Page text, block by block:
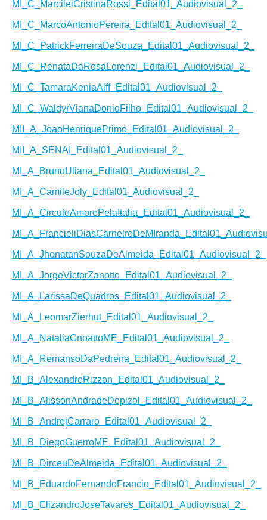
MI_C_MarcileiCristinaRossi_Edital01_Audiovisual_2_
MI_C_MarcoAntonioPereira_Edital01_Audiovisual_2_
MI_C_PatrickFerreiraDeSouza_Edital01_Audiovisual_2_
MI_C_RenataDaRosaLorenzi_Edital01_Audiovisual_2_
MI_C_TamaraKeniaAlff_Edital01_Audiovisual_2_
MI_C_WaldyrVianaDonioFilho_Edital01_Audiovisual_2_
MII_A_JoaoHenriquePrimo_Edital01_Audiovisual_2_
MII_A_SENAI_Edital01_Audiovisual_2_
MI_A_BrunoUliana_Edital01_Audiovisual_2_
MI_A_CamileJoly_Edital01_Audiovisual_2_
MI_A_CirculoAmorePelaItalia_Edital01_Audiovisual_2_
MI_A_JhonatanSouzaDeAlmeida_Edital01_Audiovisual_2_
MI_A_JorgeVictorZanotto_Edital01_Audiovisual_2_
MI_A_LarissaDeQuadros_Edital01_Audiovisual_2_
MI_A_LeomarZierhut_Edital01_Audiovisual_2_
MI_A_NataliaGnoattoME_Edital01_Audiovisual_2_
MI_A_RemansoDaPedreira_Edital01_Audiovisual_2_
MI_B_AlexandreRizzon_Edital01_Audiovisual_2_
MI_B_AlissonAndradeDepizol_Edital01_Audiovisual_2_
MI_B_AndrejCarraro_Edital01_Audiovisual_2_
MI_B_DiegoGuerroME_Edital01_Audiovisual_2_
MI_B_DirceuDeAlmeida_Edital01_Audiovisual_2_
MI_B_EduardoFernandoFrancio_Edital01_Audiovisual_2_
MI_B_ElizandroJoseTavares_Edital01_Audiovisual_2_